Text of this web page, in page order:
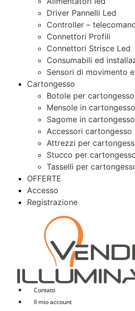
Driver Pannelli Led
Controller –
Connettori Profili
Connettori Strisce Led
Consumabili ed
Sensori di movimento
Cartongesso
Botole per cartongesso
Mensole in
Sagome in cartongesso
Accessori cartongesso
Attrezzi per
Stucco per
Tasselli per
OFFERTE
Accesso
Registrazione
Contatti
Il mio account